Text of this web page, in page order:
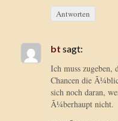
Antworten
bt sagt:
Ich muss
Chancen die
sich noch daran,
Ã¼berhaupt nicht.